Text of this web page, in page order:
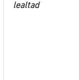
lealtad